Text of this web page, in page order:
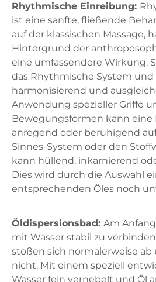
Rhythmische Einreibung:
ist eine sanfte, fließende
auf der klassischen Massage,
Hintergrund der
eine umfassendere Wirkung.
das Rhythmische System
harmonisierend und
Anwendung spezieller Griffe
Bewegungsformen kann eine
anregend oder beruhigend
Sinnes-System oder den
kann hüllend, inkarnierend
Dies wird durch die Auswahl
entsprechenden Öles noch
Öldispersionsbad: Am
mit Wasser stabil zu
stoßen sich normalerweise
nicht. Mit einem speziell
Wasser fein vernebelt und Öl